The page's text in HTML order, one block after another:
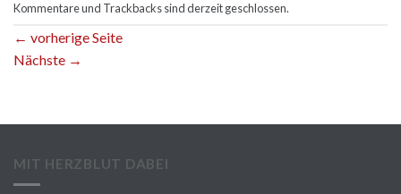
Kommentare und Trackbacks sind derzeit geschlossen.
← vorherige Seite
Nächste →
MIT HERZBLUT DABEI